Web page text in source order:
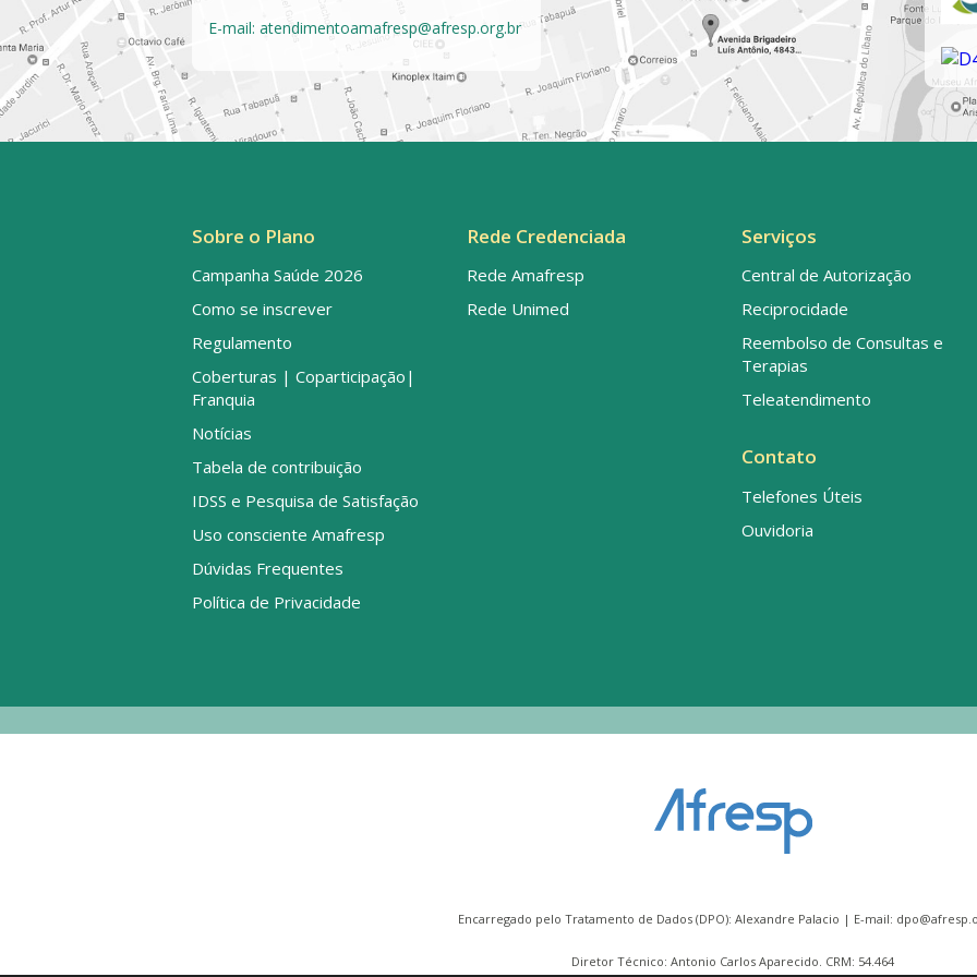
E-mail: atendimentoamafresp@afresp.org.br
Sobre o Plano
Campanha Saúde 2026
Como se inscrever
Regulamento
Coberturas | Coparticipação|
Franquia
Notícias
Tabela de contribuição
IDSS e Pesquisa de Satisfação
Uso consciente Amafresp
Dúvidas Frequentes
Política de Privacidade
Rede Credenciada
Rede Amafresp
Rede Unimed
Serviços
Central de Autorização
Reciprocidade
Reembolso de Consultas e
Terapias
Teleatendimento
Contato
Telefones Úteis
Ouvidoria
Encarregado pelo Tratamento de Dados (DPO): Alexandre Palacio | E-mail:
Diretor Técnico: Antonio Carlos Aparecido. CRM: 54.464